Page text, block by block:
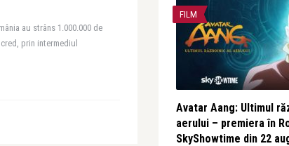
au strâns 1.000.000 de
prin intermediul
FILM
Avatar Aang: Ultimul
aerului – premiera în
SkyShowtime din 22